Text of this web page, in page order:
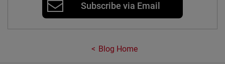
Subscribe via Email
Blog Home